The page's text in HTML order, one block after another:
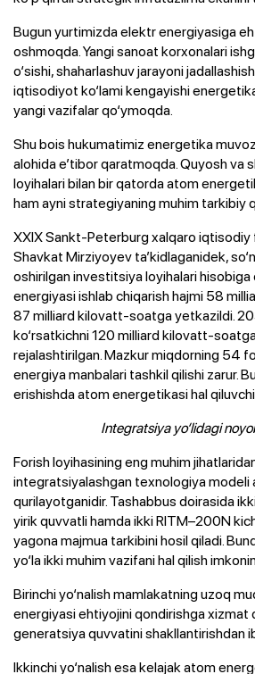
Bugun yurtimizda elektr energiyasiga
oshmoqda. Yangi sanoat korxonalari
o‘sishi, shaharlashuv jarayoni
iqtisodiyot ko‘lami kengayishi
yangi vazifalar qo‘ymoqda.
Shu bois hukumatimiz energetika
alohida e’tibor qaratmoqda. Quyosh va
loyihalari bilan bir qatorda atom
ham ayni strategiyaning muhim tarkibiy
XXIX Sankt-Peterburg xalqaro
Shavkat Mirziyoyev ta’kidlaganidek,
oshirilgan investitsiya loyihalari
energiyasi ishlab chiqarish hajmi 58
87 milliard kilovatt-soatga yetkazildi.
ko‘rsatkichni 120 milliard kilovatt-
rejalashtirilgan. Mazkur miqdorning 54
energiya manbalari tashkil qilishi zarur.
erishishda atom energetikasi hal
Integratsiya yo‘lidagi
Forish loyihasining eng muhim
integratsiyalashgan texnologiya modeli
qurilayotganidir. Tashabbus doirasida
yirik quvvatli hamda ikki RITM–200N
yagona majmua tarkibini hosil qiladi.
yo‘la ikki muhim vazifani hal qilish
Birinchi yo‘nalish mamlakatning uzoq
energiyasi ehtiyojini qondirishga xizmat
generatsiya quvvatini shakllantirishdan
Ikkinchi yo‘nalish esa kelajak atom